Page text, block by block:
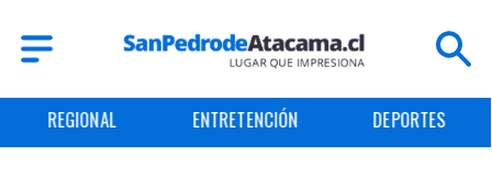
REGIONAL ENTRETENCIÓN DEPORTES